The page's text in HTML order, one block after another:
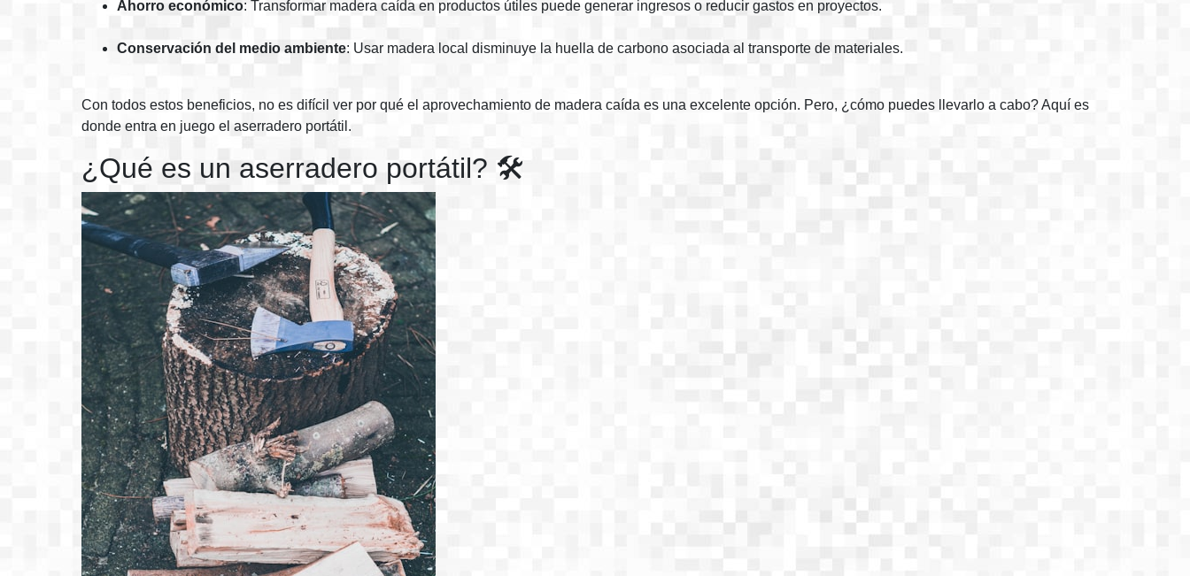
Ahorro económico: Transformar madera caída en productos útiles puede generar ingresos o reducir gastos en proyectos.
Conservación del medio ambiente: Usar madera local disminuye la huella de carbono asociada al transporte de materiales.
Con todos estos beneficios, no es difícil ver por qué el aprovechamiento de madera caída es una excelente opción. Pero, ¿cómo puedes llevarlo a cabo? Aquí es
donde entra en juego el aserradero portátil.
¿Qué es un aserradero portátil? 🛠️